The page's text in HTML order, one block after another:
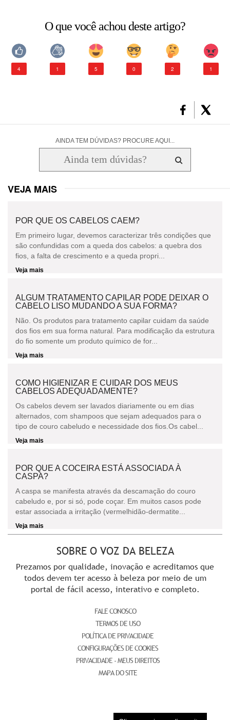
DERMACLUB
CONSULTORIA DE PRODUTOS LA ROCHE-POSAY
O que você achou deste artigo?
4 1 5 0 2 1
AINDA TEM DÚVIDAS? PROCURE AQUI...
VEJA MAIS
POR QUE OS CABELOS CAEM?
Em primeiro lugar, devemos caracterizar três condições que
são confundidas com a queda dos cabelos: a quebra dos
fios, a falta de crescimento e a queda propri...
Veja mais
ALGUM TRATAMENTO CAPILAR PODE DEIXAR O
CABELO LISO MUDANDO A SUA FORMA?
Não. Os produtos para tratamento capilar cuidam da saúde
dos fios em sua forma natural. Para modificação da estrutura
do fio somente um produto químico de for...
Veja mais
COMO HIGIENIZAR E CUIDAR DOS MEUS
CABELOS ADEQUADAMENTE?
Os cabelos devem ser lavados diariamente ou em dias
alternados, com shampoos que sejam adequados para o
tipo de couro cabeludo e necessidade dos fios.Os cabel...
Veja mais
POR QUE A COCEIRA ESTÁ ASSOCIADA À
CASPA?
A caspa se manifesta através da descamação do couro
cabeludo e, por si só, pode coçar. Em muitos casos pode
estar associada a irritação (vermelhidão-dermatite...
Veja mais
SOBRE O VOZ DA BELEZA
Prezamos por qualidade, inovação e acreditamos que
todos devem ter acesso à beleza por meio de um
portal de fácil acesso, interativo e completo.
FALE CONOSCO
TERMOS DE USO
POLÍTICA DE PRIVACIDADE
CONFIGURAÇÕES DE COOKIES
PRIVACIDADE - MEUS DIREITOS
MAPA DO SITE